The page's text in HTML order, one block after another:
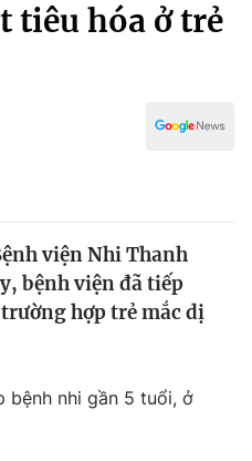
tiêu hóa ở trẻ
viện Nhi Thanh
bệnh viện đã tiếp
hợp trẻ mắc dị
bệnh nhi gần 5 tuổi, ở